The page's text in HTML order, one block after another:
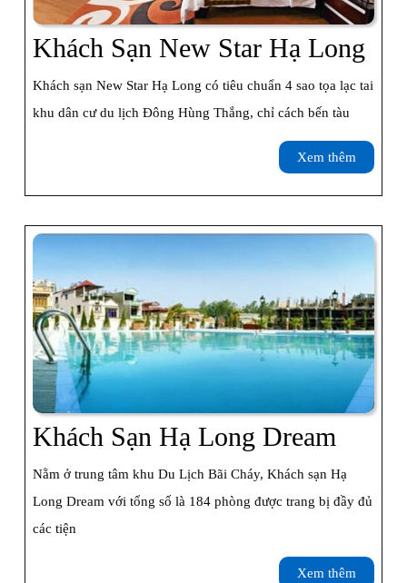
Khách Sạn New Star Hạ Long
Sạn
Star
Hạ
Khách sạn New Star Hạ Long có tiêu chuẩn 4 sao tọa lạc tai
khu dân cư du lịch Đông Hùng Thắng, chỉ cách bến tàu
Xem thêm
thêm
Khách Sạn Hạ Long Dream
Sạn
Hạ
Nằm ở trung tâm khu Du Lịch Bãi Cháy, Khách sạn Hạ
Long Dream với tổng số là 184 phòng được trang bị đầy đủ
các tiện
Xem thêm